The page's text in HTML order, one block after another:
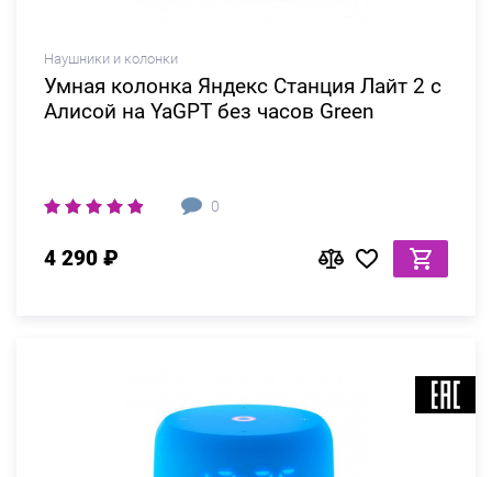
Наушники и колонки
Умная колонка Яндекс Станция Лайт 2 c
Алисой на YaGPT без часов Green
0
4 290 ₽